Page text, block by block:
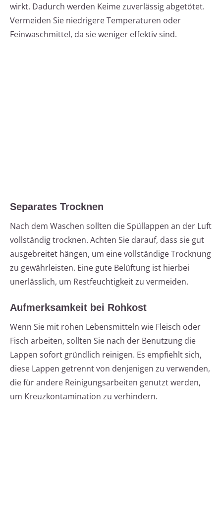
wirkt. Dadurch werden Keime zuverlässig abgetötet.
Vermeiden Sie niedrigere Temperaturen oder
Feinwaschmittel, da sie weniger effektiv sind.
Separates Trocknen
Nach dem Waschen sollten die Spüllappen an der Luft
vollständig trocknen. Achten Sie darauf, dass sie gut
ausgebreitet hängen, um eine vollständige Trocknung
zu gewährleisten. Eine gute Belüftung ist hierbei
unerlässlich, um Restfeuchtigkeit zu vermeiden.
Aufmerksamkeit bei Rohkost
Wenn Sie mit rohen Lebensmitteln wie Fleisch oder
Fisch arbeiten, sollten Sie nach der Benutzung die
Lappen sofort gründlich reinigen. Es empfiehlt sich,
diese Lappen getrennt von denjenigen zu verwenden,
die für andere Reinigungsarbeiten genutzt werden,
um Kreuzkontamination zu verhindern.